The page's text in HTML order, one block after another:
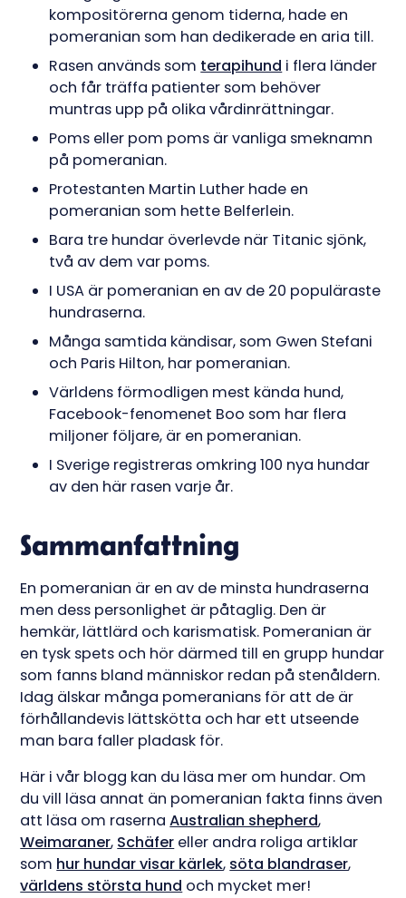
kompositörerna genom tiderna, hade en
pomeranian som han dedikerade en aria till.
Rasen används som terapihund i flera länder
och får träffa patienter som behöver
muntras upp på olika vårdinrättningar.
Poms eller pom poms är vanliga smeknamn
på pomeranian.
Protestanten Martin Luther hade en
pomeranian som hette Belferlein.
Bara tre hundar överlevde när Titanic sjönk,
två av dem var poms.
I USA är pomeranian en av de 20 populäraste
hundraserna.
Många samtida kändisar, som Gwen Stefani
och Paris Hilton, har pomeranian.
Världens förmodligen mest kända hund,
Facebook-fenomenet Boo som har flera
miljoner följare, är en pomeranian.
I Sverige registreras omkring 100 nya hundar
av den här rasen varje år.
Sammanfattning
En pomeranian är en av de minsta hundraserna
men dess personlighet är påtaglig. Den är
hemkär, lättlärd och karismatisk. Pomeranian är
en tysk spets och hör därmed till en grupp hundar
som fanns bland människor redan på stenåldern.
Idag älskar många pomeranians för att de är
förhållandevis lättskötta och har ett utseende
man bara faller pladask för.
Här i vår blogg kan du läsa mer om hundar. Om
du vill läsa annat än pomeranian fakta finns även
att läsa om rasernaAustralian shepherd,
Weimaraner, Schäfer eller andra roliga artiklar
som hur hundar visar kärlek, söta blandraser,
världens största hund och mycket mer!